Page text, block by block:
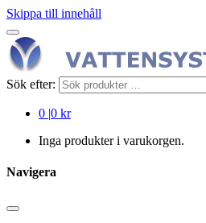
Skippa till innehåll
Sök efter:
0 |0 kr
Inga produkter i varukorgen.
Navigera